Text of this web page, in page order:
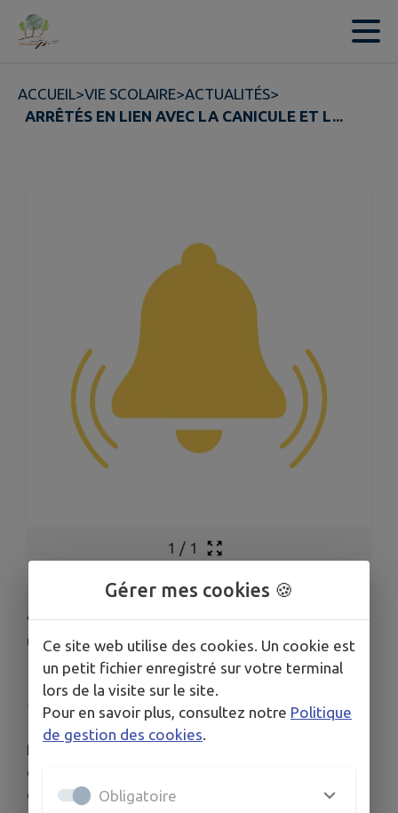
Contenu
ACCUEIL>VIE SCOLAIRE>ACTUALITÉS>
ARRÊTÉS EN LIEN AVEC LA CANICULE ET L...
1 / 1
ARRÊTÉS EN LIEN AVEC LA
CANICULE ET LES FEUX
D'ESPACES NATURELS
Publié le vendredi 26 juin 2026 - Serbannes
La Préfecture de l'Allier informe sur les mesures
de restrictions et d'interdictions liées à l'épisode
caniculaire.
Gérer mes cookies 🍪
Ce site web utilise des cookies. Un cookie est
un petit fichier enregistré sur votre terminal
lors de la visite sur le site.
Pour en savoir plus, consultez notre Politique
de gestion des cookies.
Obligatoire